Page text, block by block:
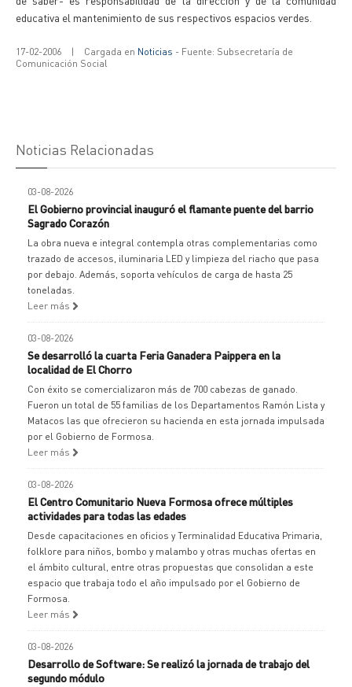
educativa el mantenimiento de sus respectivos espacios verdes.
17-02-2006 | Cargada en Noticias - Fuente: Subsecretaría de
Comunicación Social
Noticias Relacionadas
03-08-2026
El Gobierno provincial inauguró el flamante puente del barrio
Sagrado Corazón
La obra nueva e integral contempla otras complementarias como
trazado de accesos, iluminaria LED y limpieza del riacho que pasa
por debajo. Además, soporta vehículos de carga de hasta 25
toneladas.
Leer más
03-08-2026
Se desarrolló la cuarta Feria Ganadera Paippera en la
localidad de El Chorro
Con éxito se comercializaron más de 700 cabezas de ganado.
Fueron un total de 55 familias de los Departamentos Ramón Lista y
Matacos las que ofrecieron su hacienda en esta jornada impulsada
por el Gobierno de Formosa.
Leer más
03-08-2026
El Centro Comunitario Nueva Formosa ofrece múltiples
actividades para todas las edades
Desde capacitaciones en oficios y Terminalidad Educativa Primaria,
folklore para niños, bombo y malambo y otras muchas ofertas en
el ámbito cultural, entre otras propuestas que consolidan a este
espacio que trabaja todo el año impulsado por el Gobierno de
Formosa.
Leer más
03-08-2026
Desarrollo de Software: Se realizó la jornada de trabajo del
segundo módulo